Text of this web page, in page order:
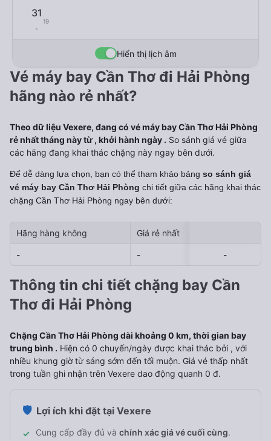
31
19
-
Hiển thị lịch âm
Vé máy bay Cần Thơ đi Hải Phòng
hãng nào rẻ nhất?
Theo dữ liệu Vexere, đang có vé máy bay Cần Thơ Hải Phòng
rẻ nhất tháng này từ , khởi hành ngày . So sánh giá vé giữa
các hãng đang khai thác chặng này ngay bên dưới.
Để dễ dàng lựa chọn, bạn có thể tham khảo bảng so sánh giá
vé máy bay Cần Thơ Hải Phòng chi tiết giữa các hãng khai thác
chặng Cần Thơ Hải Phòng ngay bên dưới:
Hãng hàng không Giá rẻ nhất
- - -
-
Thông tin chi tiết chặng bay Cần
Thơ đi Hải Phòng
Chặng Cần Thơ Hải Phòng dài khoảng 0 km, thời gian bay
trung bình . Hiện có 0 chuyến/ngày được khai thác bởi , với
nhiều khung giờ từ sáng sớm đến tối muộn. Giá vé thấp nhất
trong tuần ghi nhận trên Vexere dao động quanh 0 đ.
🛡️ Lợi ích khi đặt tại Vexere
✓ Cung cấp đầy đủ và chính xác giá vé cuối cùng.